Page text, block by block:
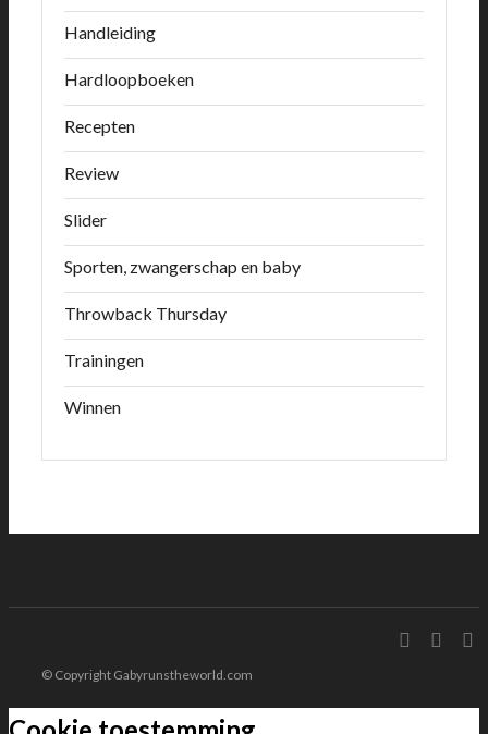
Handleiding
Hardloopboeken
Recepten
Review
Slider
Sporten, zwangerschap en baby
Throwback Thursday
Trainingen
Winnen
© Copyright Gabyrunstheworld.com